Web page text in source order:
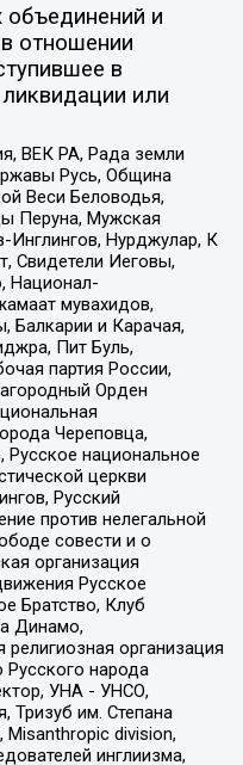
и
отношении
в
или
ВЕК РА, Рада земли
Русь, Община
Веси Беловодья,
Перуна, Мужская
Инглингов, Нурджулар, К
Свидетели Иеговы,
Национал-
мувахидов,
Балкарии и Карачая,
Пит Буль,
партия России,
Орден
Череповца,
национальное
церкви
Русский
против нелегальной
совести и о
организация
Русское
Братство, Клуб
Динамо,
организация
народа
УНА - УНСО,
Тризуб им. Степана
division,
инглиизма,